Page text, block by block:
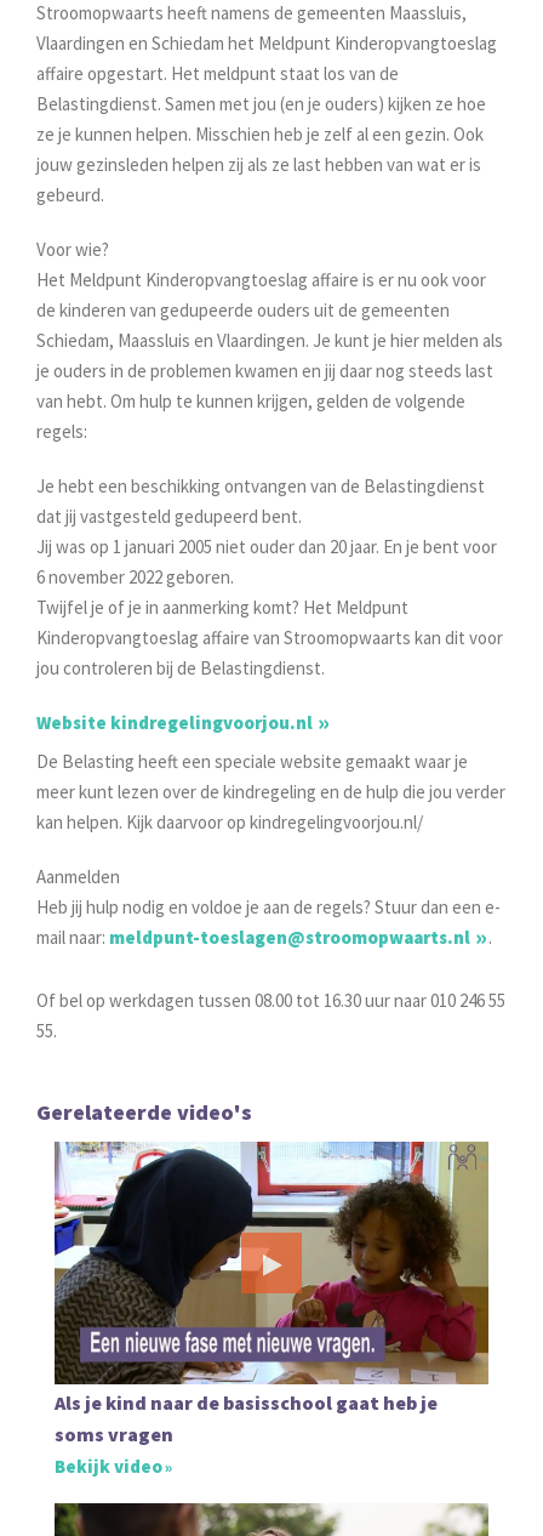
Stroomopwaarts heeft namens de gemeenten Maassluis,
Vlaardingen en Schiedam het Meldpunt Kinderopvangtoeslag
affaire opgestart. Het meldpunt staat los van de
Belastingdienst. Samen met jou (en je ouders) kijken ze hoe
ze je kunnen helpen. Misschien heb je zelf al een gezin. Ook
jouw gezinsleden helpen zij als ze last hebben van wat er is
gebeurd.
Voor wie?
Het Meldpunt Kinderopvangtoeslag affaire is er nu ook voor
de kinderen van gedupeerde ouders uit de gemeenten
Schiedam, Maassluis en Vlaardingen. Je kunt je hier melden als
je ouders in de problemen kwamen en jij daar nog steeds last
van hebt. Om hulp te kunnen krijgen, gelden de volgende
regels:
Je hebt een beschikking ontvangen van de Belastingdienst
dat jij vastgesteld gedupeerd bent.
Jij was op 1 januari 2005 niet ouder dan 20 jaar. En je bent voor
6 november 2022 geboren.
Twijfel je of je in aanmerking komt? Het Meldpunt
Kinderopvangtoeslag affaire van Stroomopwaarts kan dit voor
jou controleren bij de Belastingdienst.
Website kindregelingvoorjou.nl
De Belasting heeft een speciale website gemaakt waar je
meer kunt lezen over de kindregeling en de hulp die jou verder
kan helpen. Kijk daarvoor op kindregelingvoorjou.nl/
Aanmelden
Heb jij hulp nodig en voldoe je aan de regels? Stuur dan een e-
mail naar: meldpunt-toeslagen@stroomopwaarts.nl .
Of bel op werkdagen tussen 08.00 tot 16.30 uur naar 010 246 55
55.
Gerelateerde video's
Als je kind naar de basisschool gaat heb je
soms vragen
Bekijk video